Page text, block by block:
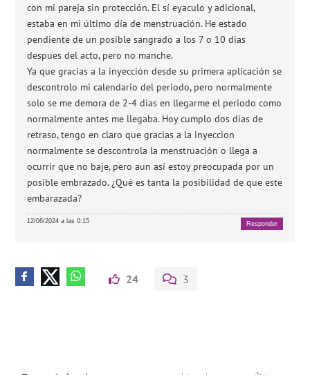
con mi pareja sin protección. El sí eyaculo y adicional,
estaba en mi último día de menstruación. He estado
pendiente de un posible sangrado a los 7 o 10 dias
despues del acto, pero no manche.
Ya que gracias a la inyección desde su primera aplicación se
descontrolo mi calendario del periodo, pero normalmente
solo se me demora de 2-4 días en llegarme el periodo como
normalmente antes me llegaba. Hoy cumplo dos días de
retraso, tengo en claro que gracias a la inyeccion
normalmente se descontrola la menstruación o llega a
ocurrir que no baje, pero aun así estoy preocupada por un
posible embrazado. ¿Qué es tanta la posibilidad de que este
embarazada?
12/06/2024 a las 0:15 Responder
24 3